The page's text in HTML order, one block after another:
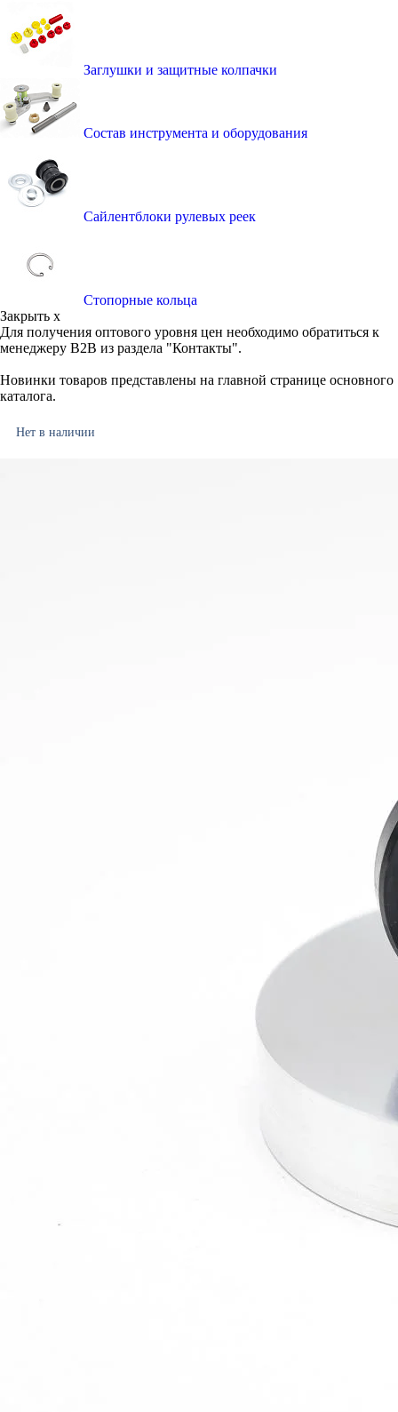
Заглушки и защитные колпачки
Состав инструмента и оборудования
Сайлентблоки рулевых реек
Стопорные кольца
Закрыть x
Для получения оптового уровня цен необходимо обратиться к
менеджеру B2B из раздела "Контакты".
Новинки товаров представлены на главной странице основного
каталога.
Нет в наличии